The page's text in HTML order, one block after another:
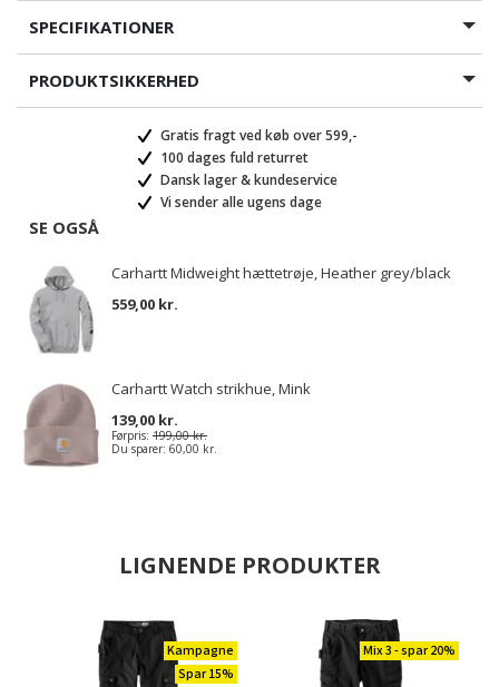
SPECIFIKATIONER
PRODUKTSIKKERHED
Gratis fragt ved køb over 599,-
100 dages fuld returret
Dansk lager & kundeservice
Vi sender alle ugens dage
SE OGSÅ
Carhartt Midweight hættetrøje, Heather grey/black
559,00 kr.
Carhartt Watch strikhue, Mink
139,00 kr.
Førpris: 199,00 kr.
Du sparer: 60,00 kr.
LIGNENDE PRODUKTER
Kampagne
Spar 15%
Mix 3 - spar 20%